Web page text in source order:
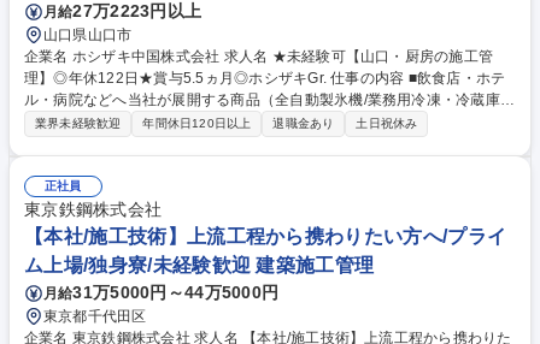
月給27万2223円以上
山口県山口市
企業名 ホシザキ中国株式会社 求人名 ★未経験可【山口・厨房の施工管
理】◎年休122日★賞与5.5ヵ月◎ホシザキGr. 仕事の内容 ■飲食店・ホテ
ル・病院などへ当社が展開する商品（全自動製氷機/業務用冷凍・冷蔵庫/
食器洗浄機/ビールサーバー等）の施工管理業務をお任せします。 【具体
り、現場での安全確認、お客様への機器操作研修、試運転・調整・説明等
を行います。飲食店・病院・福祉施設・ホテル・食品工場など多様な業界
のお客様を担当します。 募集職種 ★未経験可【山口・厨房の施工管理】
◎年休122日★賞与5.5ヵ月◎ホシザキGr.
業界未経験歓迎 年間休日120日以上 退職金あり 土日祝休み
正社員
東京鉄鋼株式会社
【本社/施工技術】上流工程から携わりたい方へ/プライ
ム上場/独身寮/未経験歓迎 建築施工管理
月給31万5000円～44万5000円
東京都千代田区
企業名 東京鉄鋼株式会社 求人名 【本社/施工技術】上流工程から携わりた